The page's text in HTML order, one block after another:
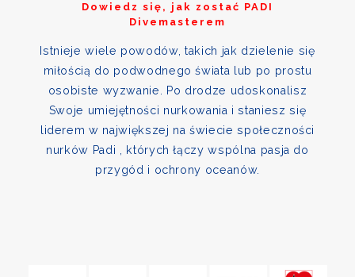
Dowiedz się, jak zostać PADI
Divemasterem
Istnieje wiele powodów, takich jak dzielenie się
miłością do podwodnego świata lub po prostu
osobiste wyzwanie. Po drodze udoskonalisz
Swoje umiejętności nurkowania i staniesz się
liderem w największej na świecie społeczności
nurków Padi , których łączy wspólna pasja do
przygód i ochrony oceanów.